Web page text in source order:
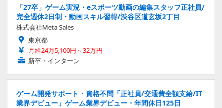
「27卒」ゲーム実況・eスポーツ動画の編集スタッフ正社員/
完全週休2日制・動画スキル習得/渋谷区道玄坂2丁目
株式会社Meta Sales
東京都
月給24万5,100円～32万円
新卒・インターン
ゲーム開発サポート・資格不問「正社員/交通費全額支給/IT
業界デビュー」ゲーム業界デビュー・年間休日125日